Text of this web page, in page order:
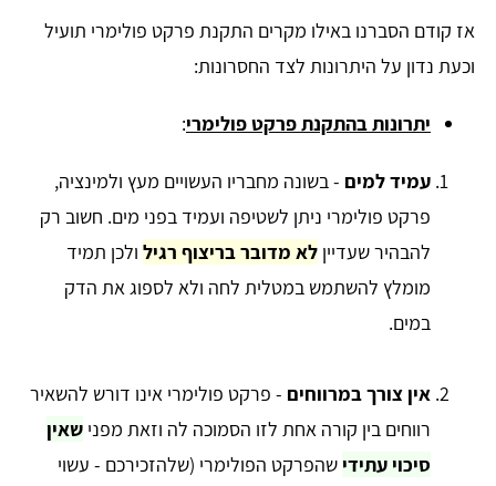
אז קודם הסברנו באילו מקרים התקנת פרקט פולימרי תועיל
וכעת נדון על היתרונות לצד החסרונות:
יתרונות בהתקנת פרקט פולימרי:
​עמיד למים - בשונה מחבריו העשויים מעץ ולמינציה,
פרקט פולימרי ניתן לשטיפה ועמיד בפני מים. חשוב רק
להבהיר שעדיין לא מדובר בריצוף רגיל ולכן תמיד
מומלץ להשתמש במטלית לחה ולא לספוג את הדק
במים.
אין צורך במרווחים - פרקט פולימרי אינו דורש להשאיר
רווחים בין קורה אחת לזו הסמוכה לה וזאת מפני שאין
סיכוי עתידי שהפרקט הפולימרי (שלהזכירכם - עשוי